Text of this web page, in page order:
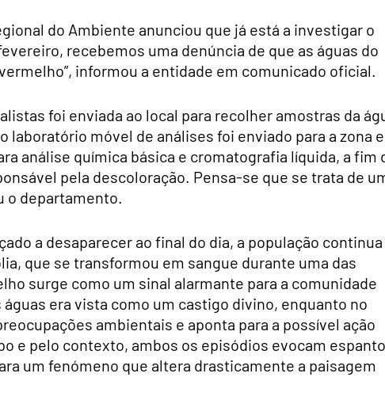
do Ambiente anunciou que já está a investigar o
recebemos uma denúncia de que as águas do
informou a entidade em comunicado oficial.
foi enviada ao local para recolher amostras da
laboratório móvel de análises foi enviado para a zona e
análise química básica e cromatografia líquida, a fim
pela descoloração. Pensa-se que se trata de
o departamento.
a desaparecer ao final do dia, a população continua
que se transformou em sangue durante uma das
surge como um sinal alarmante para a comunidade
era vista como um castigo divino, enquanto no
ambientais e aponta para a possível ação
e pelo contexto, ambos os episódios evocam
um fenómeno que altera drasticamente a paisagem